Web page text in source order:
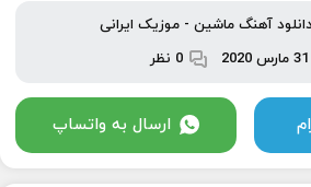
دانلود آهنگ ماشین - موزیک ایرانی
31 مارس 2020
0 نظر
ارسال به واتساپ